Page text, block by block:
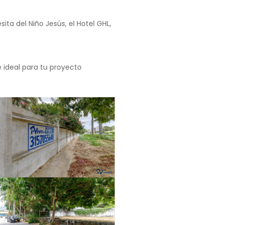
del Niño Jesús, el Hotel GHL,
ideal para tu proyecto